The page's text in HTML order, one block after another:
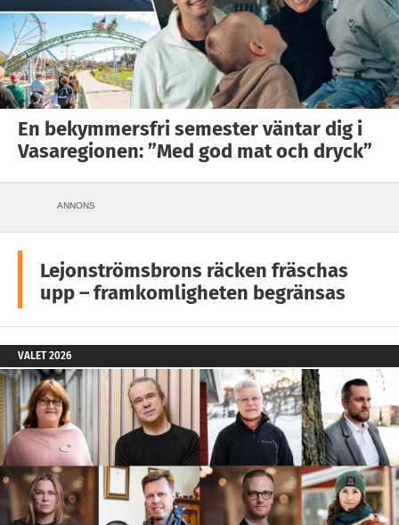
En bekymmersfri semester väntar dig i
Vasaregionen: ”Med god mat och dryck”
ANNONS
Lejonströmsbrons räcken fräschas
upp – framkomligheten begränsas
VALET 2026